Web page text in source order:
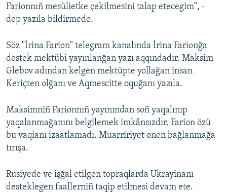
Farionnıñ mesülietke çekilmesini talap etecegim", -
dep yazıla bildirmede.
Söz "İrina Farion" telegram kanalında İrina Farionğa
destek mektübi yayınlanğan yazı aqqındadır. Maksim
Glebov adından kelgen mektüpte yollağan insan
Keriçten olğanı ve Aqmescitte oquğanı yazıla.
Maksimniñ Farionnıñ yayınından soñ yaqalınıp
yaqalanmağanını belgilemek imkânsızdır. Farion özü
bu vaqianı izaatlamadı. Muarririyet onen bağlanmağa
tırışa.
Rusiyede ve işğal etilgen topraqlarda Ukrayinanı
desteklegen faallerniñ taqip etilmesi devam ete.